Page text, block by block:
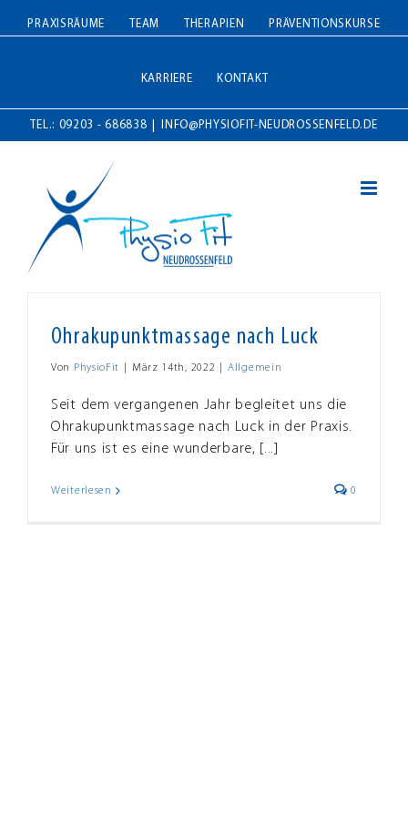
Inhalt
PRAXISRÄUME TEAM THERAPIEN PRÄVENTIONSKURSE
KARRIERE KONTAKT
TEL.: 09203 - 686838 INFO@PHYSIOFIT-NEUDROSSENFELD.DE
Ohrakupunktmassage nach Luck
Von PhysioFit März 14th, 2022 Allgemein
Seit dem vergangenen Jahr begleitet uns die
Ohrakupunktmassage nach Luck in der Praxis.
Für uns ist es eine wunderbare, [...]
Weiterlesen 0